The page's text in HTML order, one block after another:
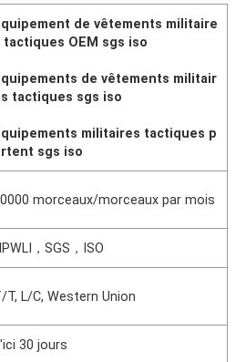
de vêtements militaire
tactiques OEM sgs iso
de vêtements militair
tactiques sgs iso
militaires tactiques p
sgs iso
morceaux/morceaux par mois
，SGS，ISO
T, L/C, Western Union
30 jours